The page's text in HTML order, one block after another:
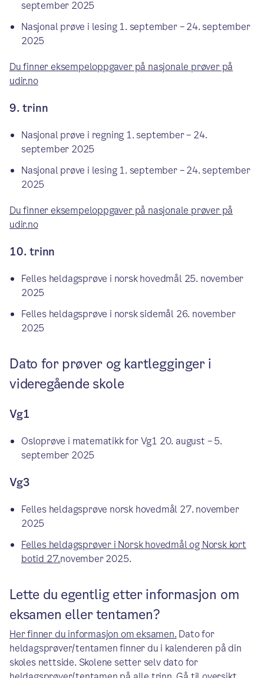
september 2025
Nasjonal prøve i lesing 1. september – 24. september
2025
Du finner eksempeloppgaver på nasjonale prøver på
udir.no
9. trinn
Nasjonal prøve i regning 1. september – 24.
september 2025
Nasjonal prøve i lesing 1. september – 24. september
2025
Du finner eksempeloppgaver på nasjonale prøver på
udir.no
10. trinn
Felles heldagsprøve i norsk hovedmål 25. november
2025
Felles heldagsprøve i norsk sidemål 26. november
2025
Dato for prøver og kartlegginger i
videregående skole
Vg1
Osloprøve i matematikk for Vg1 20. august – 5.
september 2025
Vg3
Felles heldagsprøve norsk hovedmål 27. november
2025
Felles heldagsprøver i Norsk hovedmål og Norsk kort
botid 27.november 2025.
Lette du egentlig etter informasjon om
eksamen eller tentamen?
Her finner du informasjon om eksamen. Dato for
heldagsprøver/tentamen finner du i kalenderen på din
skoles nettside. Skolene setter selv dato for